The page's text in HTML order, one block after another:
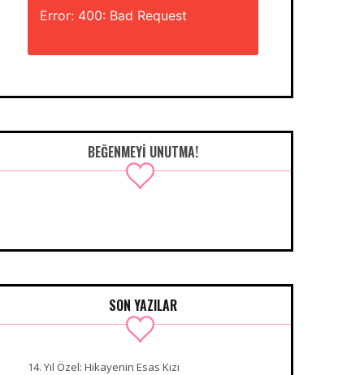
Error: 400: Bad Request
BEĞENMEYI UNUTMA!
SON YAZILAR
14. Yıl Özel: Hikayenin Esas Kızı